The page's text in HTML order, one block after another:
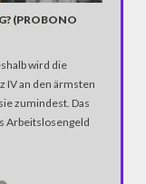
(PROBONO
wird die
IV an den ärmsten
zumindest. Das
Arbeitslosengeld